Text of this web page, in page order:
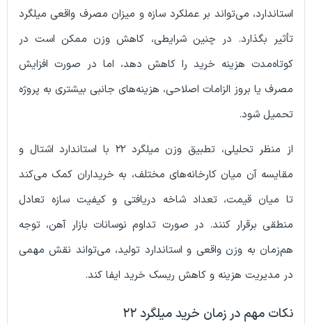
می‌تواند بر عملکرد سازه و میزان مصرف واقعی میلگرد
بگذارد. در چنین شرایطی، کاهش وزن ممکن است در
هزینه خرید را کاهش دهد، اما در صورت افزایش
بروز الزامات اصلاحی، هزینه‌های جانبی بیشتری به پروژه
شود.
از منظر تحلیلی، تطبیق وزن میلگرد ۲۲ با استاندارد اشتال و
آن میان کارخانه‌های مختلف، به خریداران کمک می‌کند
قیمت، تعداد شاخه دریافتی و کیفیت سازه تعادل
کنند. در صورت تداوم نوسانات بازار آهن، توجه
به وزن واقعی و استاندارد تولید، می‌تواند نقش مهمی
هزینه و کاهش ریسک خرید ایفا کند.
در زمان خرید میلگرد ۲۲